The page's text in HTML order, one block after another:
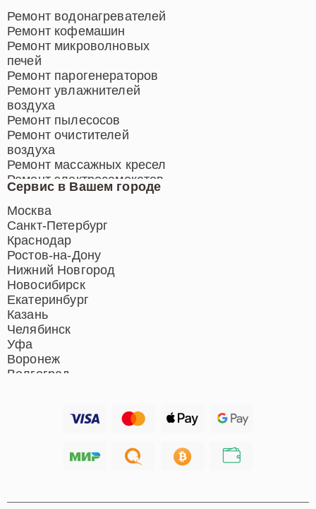
Сервис в Вашем городе
Москва
Санкт-Петербург
Краснодар
Ростов-на-Дону
Нижний Новгород
Новосибирск
Екатеринбург
Казань
Челябинск
Уфа
Воронеж
Волгоград
Хабаровск
Ремонт водонагревателей
Ремонт кофемашин
Ремонт микроволновых
печей
Ремонт парогенераторов
Ремонт увлажнителей
воздуха
Ремонт пылесосов
Ремонт очистителей
воздуха
Ремонт массажных кресел
Ремонт электросамокатов
Ремонт индукционных плит
Ремонт роботов-пылесосов
Ремонт гладильных систем
Ремонт отпаривателей
Ремонт вертикальных
пылесосов